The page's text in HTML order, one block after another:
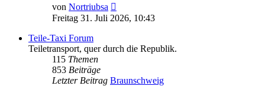
von Nortriubsa
Beitrag
Freitag 31. Juli 2026, 10:43
Teile-Taxi Forum
Teiletransport, quer durch die Republik.
115 Themen
853 Beiträge
Letzter Beitrag Braunschweig